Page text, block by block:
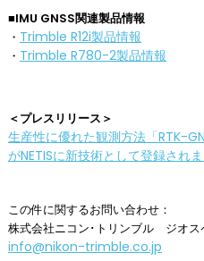
■IMU GNSS関連製品情報
・ Trimble R12i製品情報
・ Trimble R780-2製品情報
＜プレスリリース＞
生産性に優れた観測方法「RTK-
がNETISに新技術として登録され
この件に関するお問い合わせ：
株式会社ニコン･トリンブル ジオ
info@nikon-trimble.co.jp